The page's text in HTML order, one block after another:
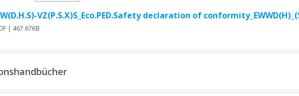
VZ(P.S.X)S_Eco.PED.Safety declaration of
| 467.67KB